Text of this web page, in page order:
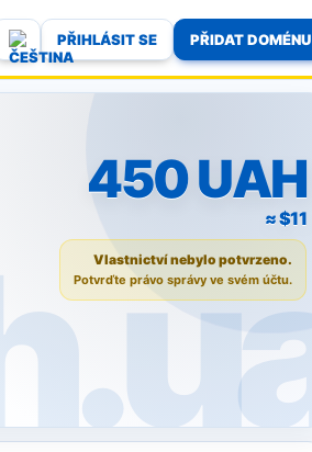
PŘIHLÁSIT SE PŘIDAT DOMÉNU
450 UAH
≈ $11
Vlastnictví nebylo potvrzeno.
Potvrďte právo správy ve svém účtu.